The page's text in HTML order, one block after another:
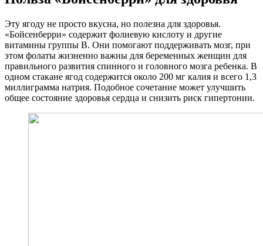
Эту ягоду не просто вкусна, но полезна для здоровья.
«Бойсенберри» содержит фолиевую кислоту и другие
витамины группы В. Они помогают поддерживать мозг, при
этом фолаты жизненно важны для беременных женщин для
правильного развития спинного и головного мозга ребенка. В
одном стакане ягод содержится около 200 мг калия и всего 1,3
миллиграмма натрия. Подобное сочетание может улучшить
общее состояние здоровья сердца и снизить риск гипертонии.